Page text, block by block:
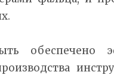
обеспечено